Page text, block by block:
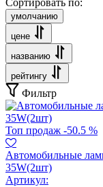
умолчанию
цене
названию
рейтингу
Фильтр
Топ продаж -50.5 %
Автомобильные
35W(2шт)
Артикул: